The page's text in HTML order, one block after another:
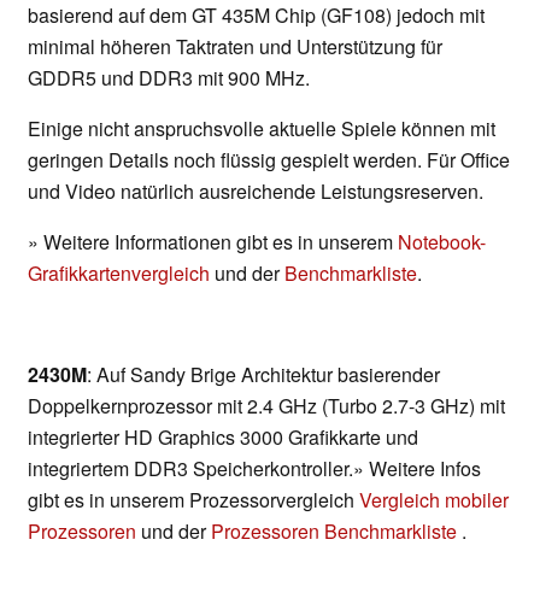
basierend auf dem GT 435M Chip (GF108) jedoch mit
minimal höheren Taktraten und Unterstützung für
GDDR5 und DDR3 mit 900 MHz.
Einige nicht anspruchsvolle aktuelle Spiele können mit
geringen Details noch flüssig gespielt werden. Für Office
und Video natürlich ausreichende Leistungsreserven.
» Weitere Informationen gibt es in unserem Notebook-
Grafikkartenvergleich und derBenchmarkliste.
2430M: Auf Sandy Brige Architektur basierender
Doppelkernprozessor mit 2.4 GHz (Turbo 2.7-3 GHz) mit
integrierter HD Graphics 3000 Grafikkarte und
integriertem DDR3 Speicherkontroller.» Weitere Infos
gibt es in unserem Prozessorvergleich Vergleich mobiler
Prozessoren und derProzessoren Benchmarkliste .